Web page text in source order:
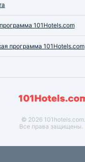
101Hotels.com
программа 101Hotels.com
© 2026 101hotels.com.
Все права защищены.